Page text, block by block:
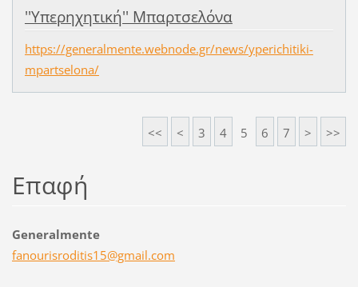
''Υπερηχητική'' Μπαρτσελόνα
https://generalmente.webnode.gr/news/yperichitiki-
mpartselona/
<< < 3 4 5 6 7 > >>
Επαφή
Generalmente
fanourisroditis1 5@gmail.com